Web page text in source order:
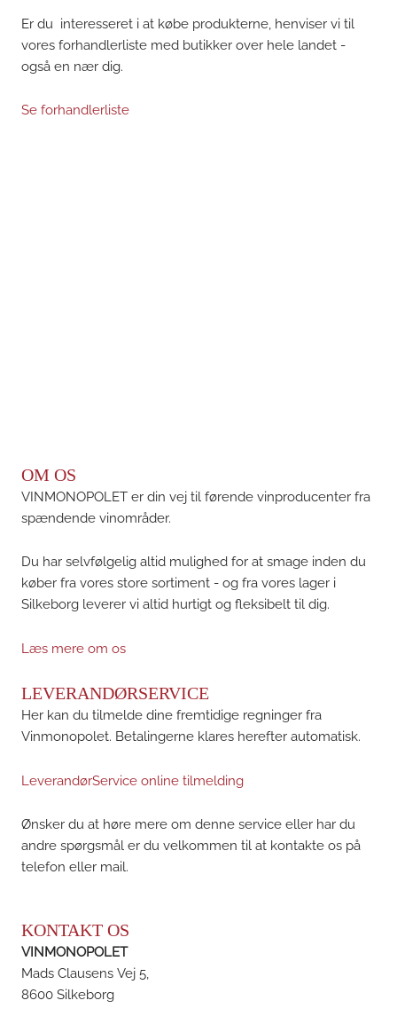
Er du interesseret i at købe produkterne, henviser vi til
vores forhandlerliste med butikker over hele landet -
også en nær dig.
Se forhandlerliste
OM OS
VINMONOPOLET er din vej til førende vinproducenter fra
spændende vinområder.
Du har selvfølgelig altid mulighed for at smage inden du
køber fra vores store sortiment - og fra vores lager i
Silkeborg leverer vi altid hurtigt og fleksibelt til dig.
Læs mere om os
LEVERANDØRSERVICE
Her kan du tilmelde dine fremtidige regninger fra
Vinmonopolet. Betalingerne klares herefter automatisk.
LeverandørService online tilmelding
Ønsker du at høre mere om denne service eller har du
andre spørgsmål er du velkommen til at kontakte os på
telefon eller mail.
KONTAKT OS
VINMONOPOLET
Mads Clausens Vej 5,
8600 Silkeborg